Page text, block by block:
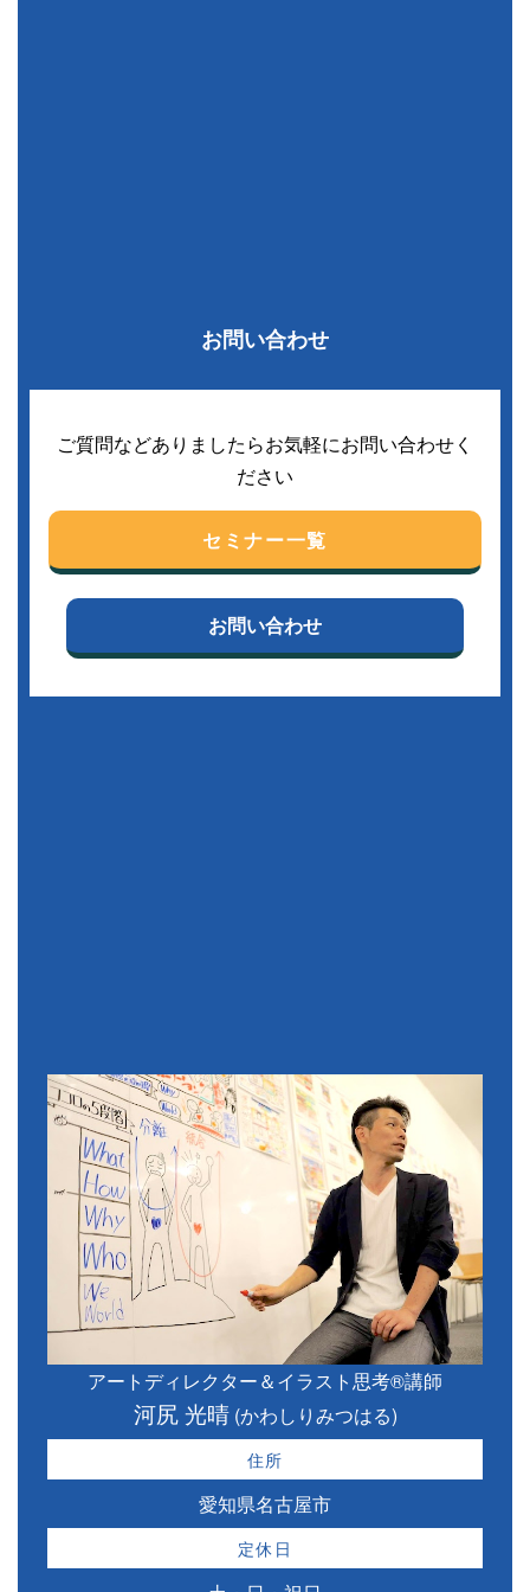
お問い合わせ
ご質問などありましたらお気軽にお問い合わせく
ださい
セミナー一覧
お問い合わせ
アートディレクター＆イラスト思考®講師
河尻 光晴(かわしりみつはる)
住所
愛知県名古屋市
定休日